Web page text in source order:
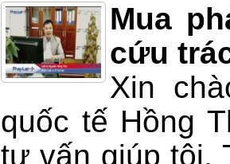
Mua
cứu
Xin
quốc tế Hồng
tư vấn giúp tôi,